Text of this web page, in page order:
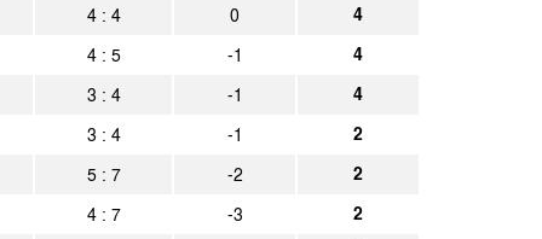
Spielbericht
Spielbericht
4 : 4 0 4
4 : 5 -1 4
3 : 4 -1 4
3 : 4 -1 2
5 : 7 -2 2
4 : 7 -3 2